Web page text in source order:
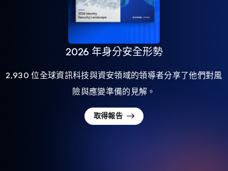
2026 年身分安全形勢
2,930 位全球資訊科技與資安領域的領導者分享了他們對風
險與應變準備的見解。
取得報告